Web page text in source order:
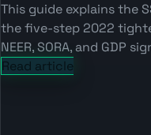
This guide explains the
the five-step 2022
NEER, SORA, and GDP
Read article